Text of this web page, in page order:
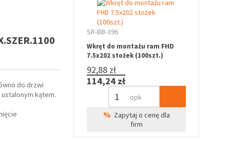
do drzwi
kątem.
SR-BB-396
Wkręt do montażu ram FHD
7.5x202 stożek (100szt.)
92,88 zł
114,24 zł
opk
% Zapytaj o cenę dla
firm